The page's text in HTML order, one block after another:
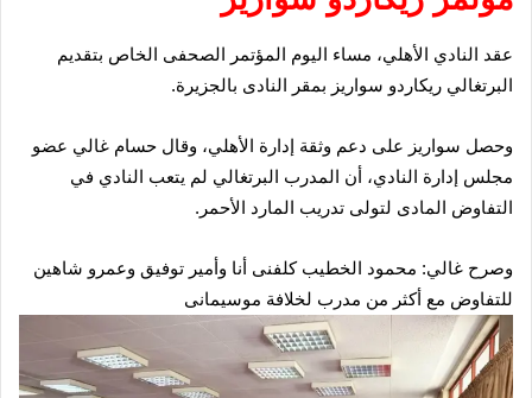
عقد النادي الأهلي، مساء اليوم المؤتمر الصحفى الخاص بتقديم
البرتغالي ريكاردو سواريز بمقر النادى بالجزيرة.
وحصل سواريز على دعم وثقة إدارة الأهلي، وقال حسام غالي عضو
مجلس إدارة النادي، أن المدرب البرتغالي لم يتعب النادي في
التفاوض المادى لتولى تدريب المارد الأحمر.
وصرح غالي: محمود الخطيب كلفنى أنا وأمير توفيق وعمرو شاهين
للتفاوض مع أكثر من مدرب لخلافة موسيمانى